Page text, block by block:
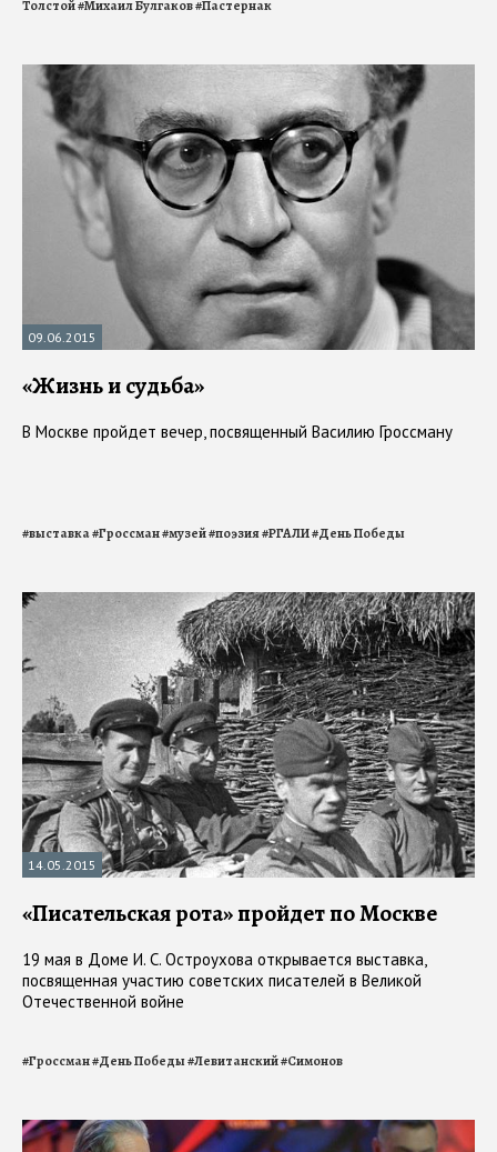
Толстой#Михаил Булгаков#Пастернак
09.06.2015
«Жизнь и судьба»
В Москве пройдет вечер, посвященный Василию Гроссману
#выставка#Гроссман#музей#поэзия#РГАЛИ#День Победы
14.05.2015
«Писательская рота» пройдет по Москве
19 мая в Доме И. С. Остроухова открывается выставка,
посвященная участию советских писателей в Великой
Отечественной войне
#Гроссман#День Победы#Левитанский#Симонов